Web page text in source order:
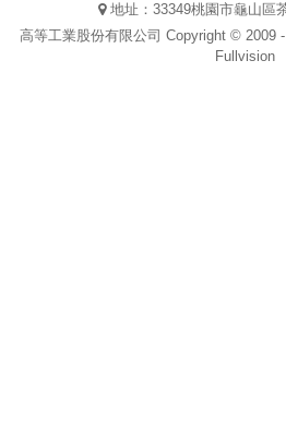
地址：33349桃園市龜山區
高等工業股份有限公司 Copyright © 2009
Fullvision